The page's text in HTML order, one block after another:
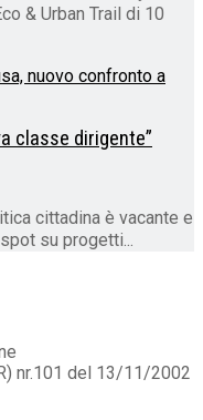
& Urban Trail di 10
classe dirigente”
cittadina è vacante e
su progetti...
nr.101 del 13/11/2002